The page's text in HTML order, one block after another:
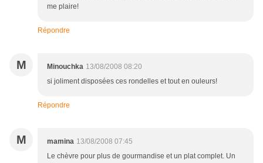
me plaire!
Répondre
M Minouchka 13/08/2008 08:20
si joliment disposées ces rondelles et tout en ouleurs!
Répondre
M mamina 13/08/2008 07:45
Le chèvre pour plus de gourmandise et un plat complet. Un